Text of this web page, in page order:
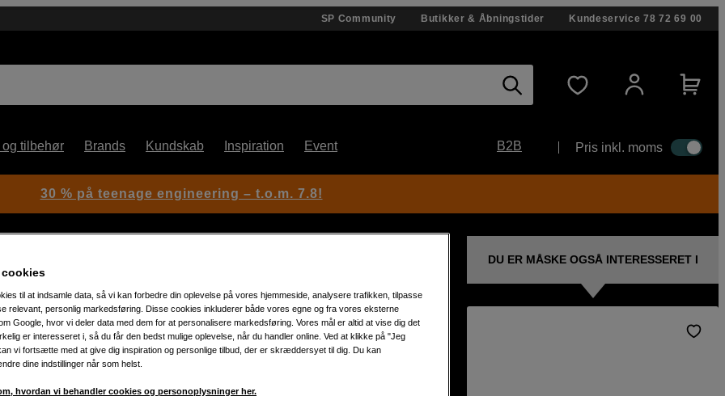
SP Community Butikker & Åbningstider Kundeservice 78 72 69 00
og tilbehør Brands Kundskab Inspiration Event B2B Pris inkl. moms
Artikelnummer: 1104747
Adapter til M-objektiver til L-
kamerahuse
DU ER MÅSKE OGSÅ INTERESSERET I
30 % på teenage engineering – t.o.m. 7.8!
til at indsamle data, så vi kan forbedre din oplevelse på vores hjemmeside, analysere trafikken, tilpasse
relevant, personlig markedsføring. Disse cookies inkluderer både vores egne og fra vores eksterne
Google, hvor vi deler data med dem for at personalisere markedsføring. Vores mål er altid at vise dig det
er interesseret i, så du får den bedst mulige oplevelse, når du handler online. Ved at klikke på "Jeg
vi fortsætte med at give dig inspiration og personlige tilbud, der er skræddersyet til dig. Du kan
dine indstillinger når som helst.
hvordan vi behandler cookies og personoplysninger her.